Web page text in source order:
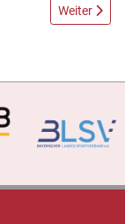
Dachau 65“Nächster
Weiter